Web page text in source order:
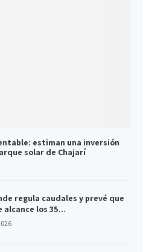
estiman una inversión
solar de Chajarí
regula caudales y prevé que
alcance los 35...